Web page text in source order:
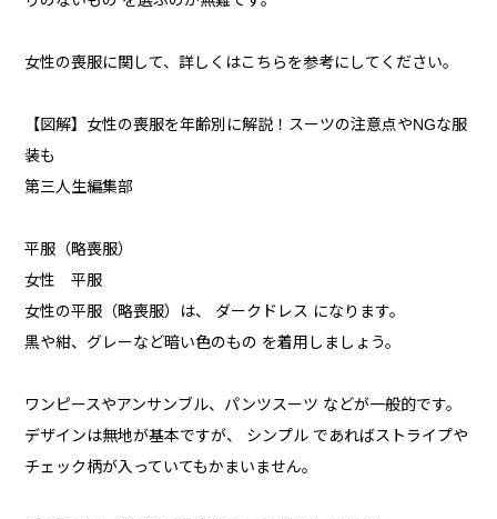
女性の喪服に関して、詳しくはこちらを参考にしてください。
【図解】女性の喪服を年齢別に解説！スーツの注意点やNGな服
装も
第三人生編集部
平服（略喪服）
女性 平服
女性の平服（略喪服）は、 ダークドレス になります。
黒や紺、グレーなど暗い色のもの を着用しましょう。
ワンピースやアンサンブル、パンツスーツ などが一般的です。
デザインは無地が基本ですが、 シンプル であればストライプや
チェック柄が入っていてもかまいません。